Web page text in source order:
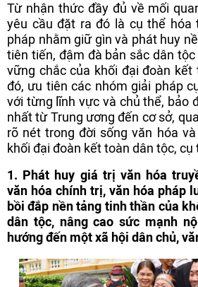
Từ nhận thức đầy đủ về mối
yêu cầu đặt ra đó là cụ thể hóa
pháp nhằm giữ gìn và phát huy
tiên tiến, đậm đà bản sắc dân
vững chắc của khối đại đoàn kết
đó, ưu tiên các nhóm giải pháp
với từng lĩnh vực và chủ thể, bảo
nhất từ Trung ương đến cơ sở,
rõ nét trong đời sống văn hóa
khối đại đoàn kết toàn dân tộc, cụ
1. Phát huy giá trị văn hóa
văn hóa chính trị, văn hóa pháp
bồi đắp nền tảng tinh thần của
dân tộc, nâng cao sức mạnh
hướng đến một xã hội dân chủ,